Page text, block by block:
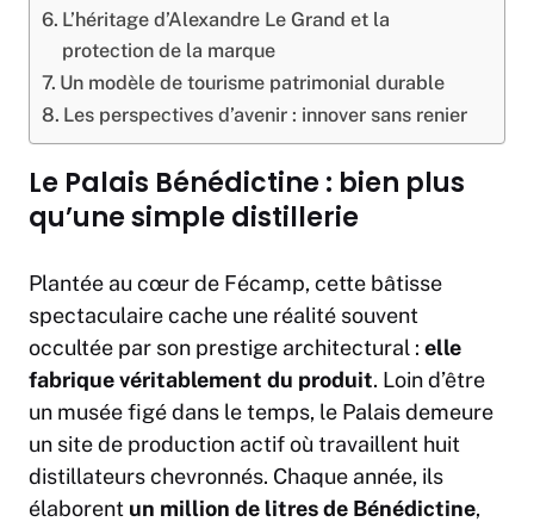
L’héritage d’Alexandre Le Grand et la
protection de la marque
Un modèle de tourisme patrimonial durable
Les perspectives d’avenir : innover sans renier
Le Palais Bénédictine : bien plus
qu’une simple distillerie
Plantée au cœur de Fécamp, cette bâtisse
spectaculaire cache une réalité souvent
occultée par son prestige architectural : elle
fabrique véritablement du produit. Loin d’être
un musée figé dans le temps, le Palais demeure
un site de production actif où travaillent huit
distillateurs chevronnés. Chaque année, ils
élaborent un million de litres de Bénédictine,